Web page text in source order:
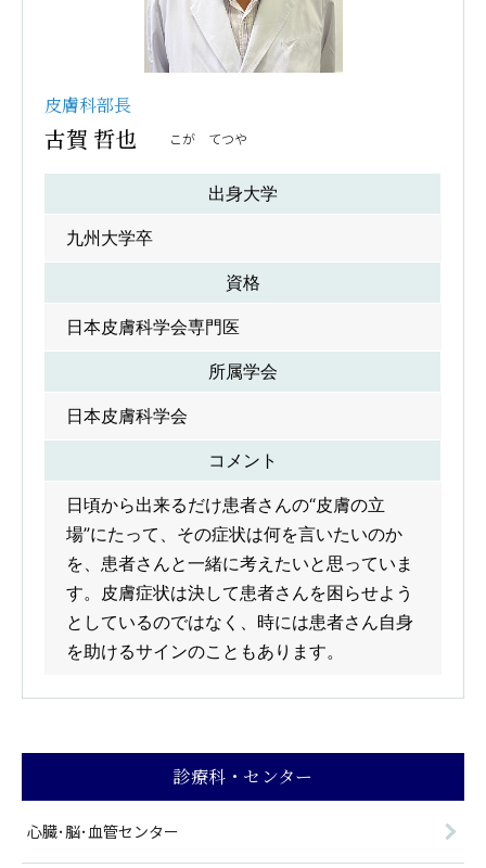
皮膚科部長
古賀 哲也 こが てつや
出身大学
九州大学卒
資格
日本皮膚科学会専門医
所属学会
日本皮膚科学会
コメント
日頃から出来るだけ患者さんの“皮膚の立
場”にたって、その症状は何を言いたいのか
を、患者さんと一緒に考えたいと思っていま
す。皮膚症状は決して患者さんを困らせよう
としているのではなく、時には患者さん自身
を助けるサインのこともあります。
診療科・センター
心臓･脳･血管センター